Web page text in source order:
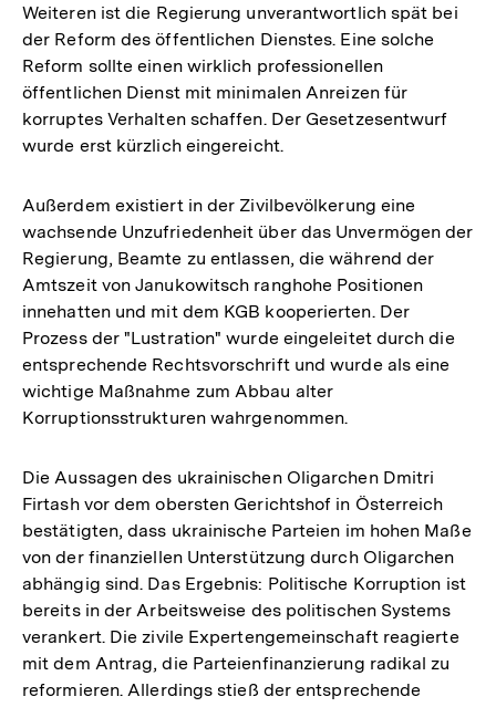
Weiteren ist die Regierung unverantwortlich spät bei
der Reform des öffentlichen Dienstes. Eine solche
Reform sollte einen wirklich professionellen
öffentlichen Dienst mit minimalen Anreizen für
korruptes Verhalten schaffen. Der Gesetzesentwurf
wurde erst kürzlich eingereicht.
Außerdem existiert in der Zivilbevölkerung eine
wachsende Unzufriedenheit über das Unvermögen der
Regierung, Beamte zu entlassen, die während der
Amtszeit von Janukowitsch ranghohe Positionen
innehatten und mit dem KGB kooperierten. Der
Prozess der "Lustration" wurde eingeleitet durch die
entsprechende Rechtsvorschrift und wurde als eine
wichtige Maßnahme zum Abbau alter
Korruptionsstrukturen wahrgenommen.
Die Aussagen des ukrainischen Oligarchen Dmitri
Firtash vor dem obersten Gerichtshof in Österreich
bestätigten, dass ukrainische Parteien im hohen Maße
von der finanziellen Unterstützung durch Oligarchen
abhängig sind. Das Ergebnis: Politische Korruption ist
bereits in der Arbeitsweise des politischen Systems
verankert. Die zivile Expertengemeinschaft reagierte
mit dem Antrag, die Parteienfinanzierung radikal zu
reformieren. Allerdings stieß der entsprechende